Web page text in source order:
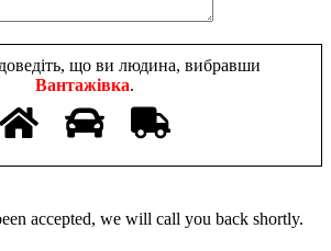
що ви людина, вибравши
Вантажівка.
accepted, we will call you back shortly.